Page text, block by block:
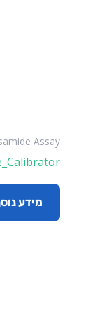
Assay
מידע